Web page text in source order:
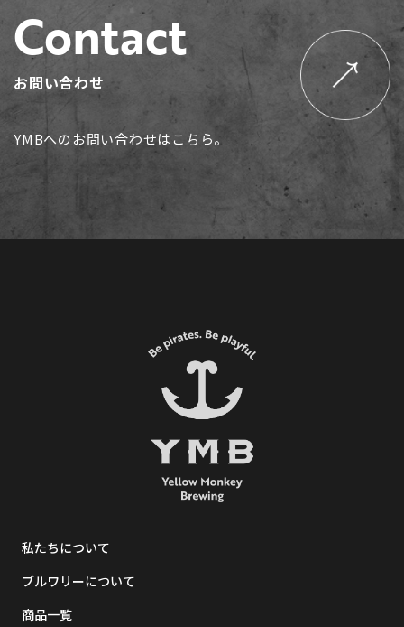
Contact
お問い合わせ
YMBへのお問い合わせはこちら。
私たちについて
ブルワリーについて
商品一覧